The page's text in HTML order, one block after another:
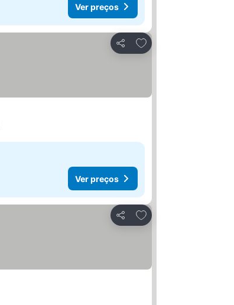
Ver preços
Partilhar
Adicionar aos favoritos
Ver preços
Partilhar
Adicionar aos favoritos